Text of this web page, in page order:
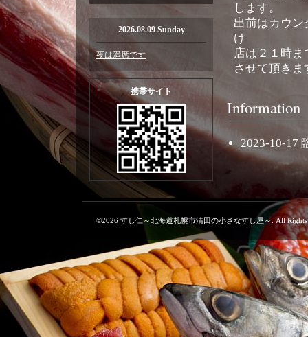
します。
出前はカウ
け
店は２１時
させて頂きま
Information
2023-10-17
2026.08.09 Sunday
夜は満席です
携帯サイト
©2026 すし仁～北海道札幌市清田の小さなすし屋～ . All